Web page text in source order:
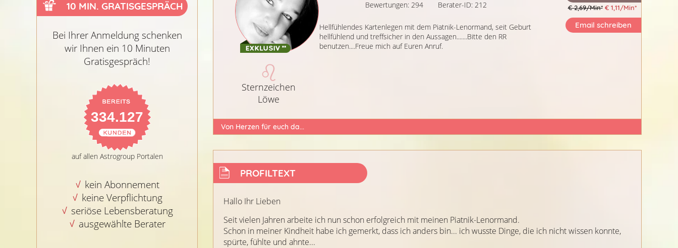
10 MIN. GRATISGESPRÄCH
Bei Ihrer Anmeldung schenken
wir Ihnen ein 10 Minuten
Gratisgespräch!
334.127
auf allen Astrogroup Portalen
kein Abonnement
keine Verpflichtung
seriöse Lebensberatung
ausgewählte Berater
Sternzeichen
Löwe
Bewertungen: 294 Berater-ID: 212
Hellfühlendes Kartenlegen mit dem Piatnik-Lenormand, seit Geburt
hellfühlend und treffsicher in den Aussagen.......Bitte den RR
benutzen....Freue mich auf Euren Anruf.
€ 2,69/Min* € 1,11/Min*
Email schreiben
Von Herzen für euch da...
PROFILTEXT
Hallo Ihr Lieben
Seit vielen Jahren arbeite ich nun schon erfolgreich mit meinen Piatnik-Lenormand.
Schon in meiner Kindheit habe ich gemerkt, dass ich anders bin... ich wusste Dinge, die ich nicht wissen konnte,
spürte, fühlte und ahnte...